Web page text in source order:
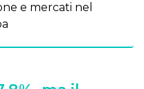
e mercati nel